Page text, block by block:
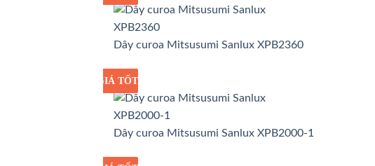
Dây curoa Mitsusumi Sanlux XPB2360
GIÁ SỈ
GIÁ TỐT
Dây curoa Mitsusumi Sanlux XPB2000-1